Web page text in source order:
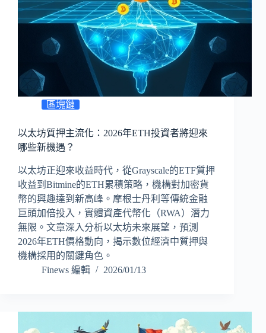
區塊鏈
以太坊質押主流化：2026年ETH投資者將迎來
哪些新機遇？
以太坊正迎來收益時代，從Grayscale的ETF質押
收益到Bitmine的ETH累積策略，機構對加密貨
幣的興趣達到新高峰。摩根士丹利等傳統金融
巨頭加倍投入，實體資產代幣化（RWA）潛力
無限。文章深入分析以太坊未來展望，預測
2026年ETH價格動向，揭示數位經濟中質押與
機構採用的關鍵角色。
Finews 編輯
2026/01/13